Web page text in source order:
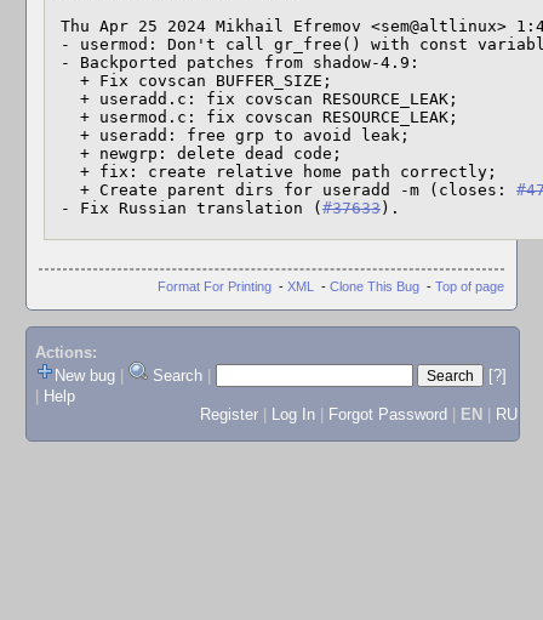
   + Create parent dirs for useradd -m (closes:
- Fix Russian translation ( #37633 ).
Format For Printing - XML - Clone This Bug - Top of page
Actions:
New bug
Search
[?]
Help
Register
Log In Forgot Password EN RU